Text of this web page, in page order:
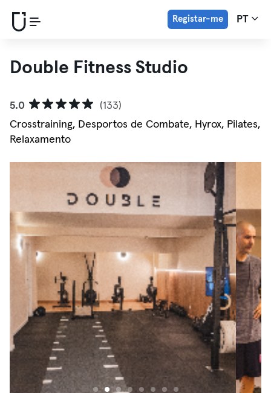
Registar-me PT
Double Fitness Studio
5.0
(133)
Crosstraining, Desportos de Combate, Hyrox, Pilates,
Relaxamento